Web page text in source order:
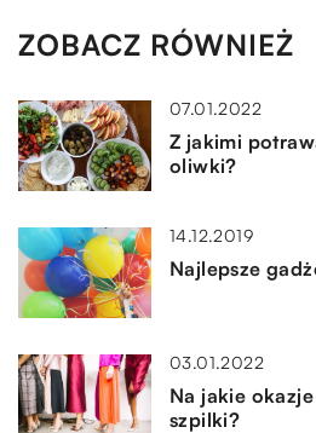
ZOBACZ RÓWNIEŻ
07.01.2022
Z jakimi
oliwki?
14.12.2019
Najlepsze
03.01.2022
Na jakie
szpilki?